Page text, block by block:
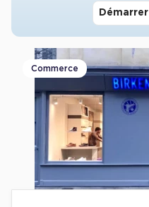
Location de Commerces
Location de Commerces
Location de Commerces à
Achat de Commerces
Achat de Commerces à
Achat de Commerces à
Achat de Commerces à
Achat de Commerces à
Commerce